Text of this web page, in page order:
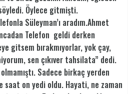
Öylece gitmişti.
Süleyman’ı aradım.Ahmet
Telefon geldi derken
gitsem bırakmıyorlar, yok çay,
sen çıkıver tahsilata” dedi.
Sadece birkaç yerden
saat on yedi oldu. Hayati, ne zaman